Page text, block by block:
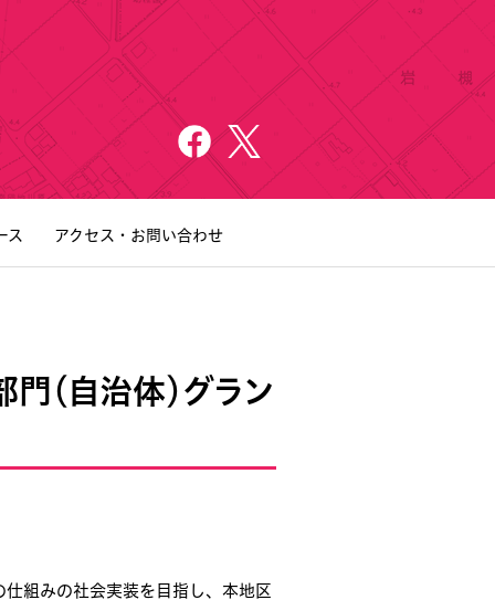
ス アクセス・お問い合わせ
（自治体）グラン
組みの社会実装を目指し、本地区